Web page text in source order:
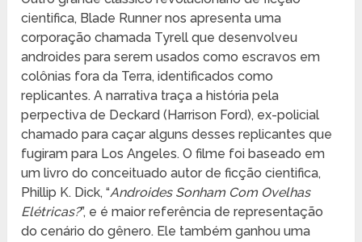
cientifica, Blade Runner nos apresenta uma
corporação chamada Tyrell que desenvolveu
androides para serem usados como escravos em
colônias fora da Terra, identificados como
replicantes. A narrativa traça a história pela
perpectiva de Deckard (Harrison Ford), ex-policial
chamado para caçar alguns desses replicantes que
fugiram para Los Angeles. O filme foi baseado em
um livro do conceituado autor de ficção cientifica,
Phillip K. Dick, “Androides Sonham Com Ovelhas
Elétricas?”, e é maior referência de representação
do cenário do gênero. Ele também ganhou uma